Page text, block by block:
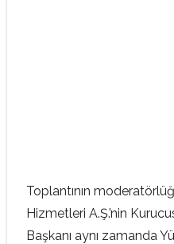
Toplantının
Hizmetleri A.Ş.’nin
Başkanı aynı zamanda